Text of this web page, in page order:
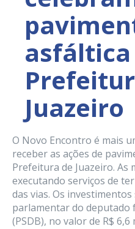
asfáltica
Juazeiro
O Novo Encontro é mais
receber as ações de
Prefeitura de Juazeiro. As
executando serviços de
das vias. Os
parlamentar do deputado
(PSDB), no valor de R$